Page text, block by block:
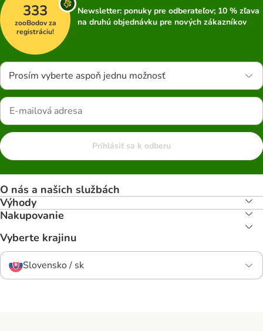
333
zooBodov za
registráciu!
Newsletter: ponuky pre odberateľov; 10 % zľava
na druhú objednávku pre nových zákazníkov
Prosím vyberte aspoň jednu možnosť
Prihlásiť sa k odberu
O nás a našich službách
Výhody
Nakupovanie
Vyberte krajinu
Slovensko / sk